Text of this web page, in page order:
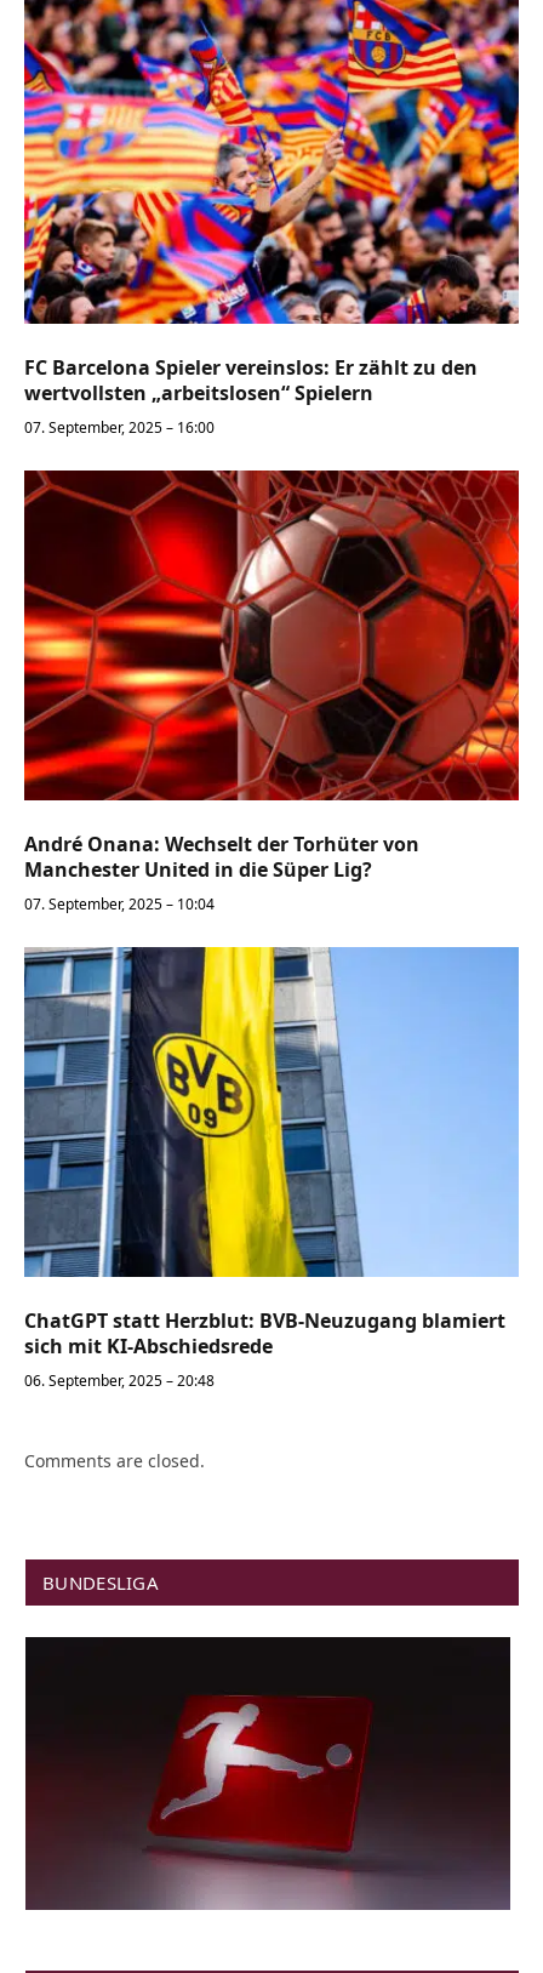
FC Barcelona Spieler vereinslos: Er zählt zu den
wertvollsten „arbeitslosen“ Spielern
07. September, 2025 – 16:00
André Onana: Wechselt der Torhüter von
Manchester United in die Süper Lig?
07. September, 2025 – 10:04
ChatGPT statt Herzblut: BVB-Neuzugang blamiert
sich mit KI-Abschiedsrede
06. September, 2025 – 20:48
Comments are closed.
BUNDESLIGA